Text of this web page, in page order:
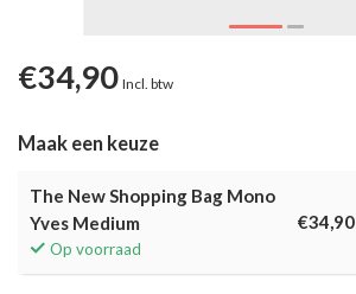
€34,90 Incl. btw
Maak een keuze
The New Shopping Bag Mono
Yves Medium
Op voorraad
€34,90